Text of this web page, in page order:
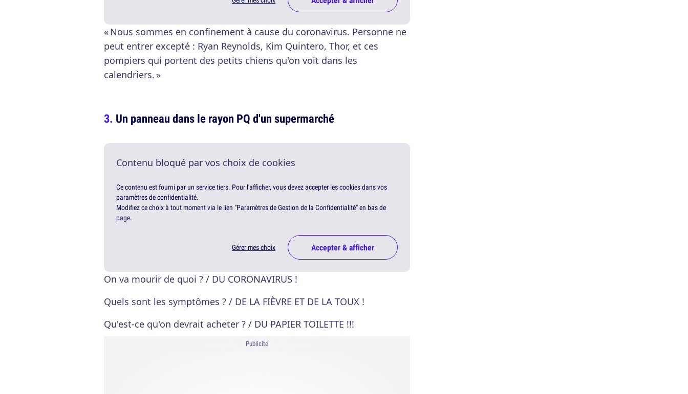
« Nous sommes en confinement à cause du coronavirus. Personne ne
peut entrer excepté : Ryan Reynolds, Kim Quintero, Thor, et ces
pompiers qui portent des petits chiens qu'on voit dans les
calendriers. »
Un panneau dans le rayon PQ d'un supermarché
Contenu bloqué par vos choix de cookies
Ce contenu est fourni par un service tiers. Pour l'afficher, vous devez accepter les cookies dans vos
paramètres de confidentialité.
Modifiez ce choix à tout moment via le lien "Paramètres de Gestion de la Confidentialité" en bas de
page.
Gérer mes choix Accepter & afficher
On va mourir de quoi ? / DU CORONAVIRUS !
Quels sont les symptômes ? / DE LA FIÈVRE ET DE LA TOUX !
Qu'est-ce qu'on devrait acheter ? / DU PAPIER TOILETTE !!!
Publicité